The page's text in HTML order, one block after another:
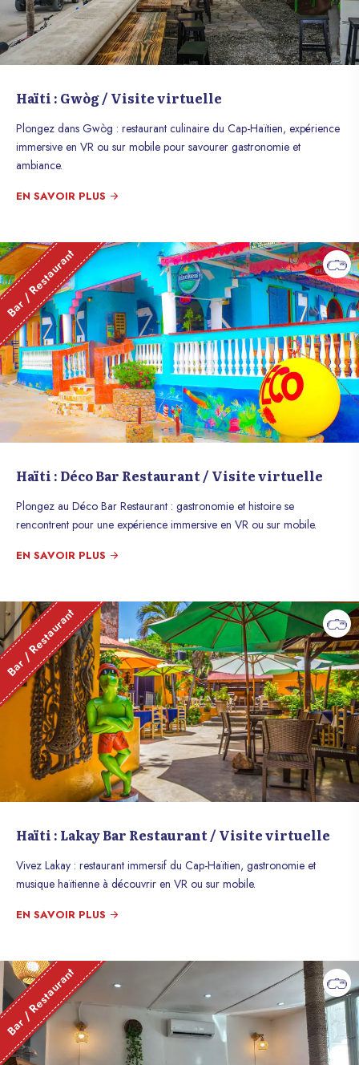
Haïti : Gwòg / Visite virtuelle
Plongez dans Gwòg : restaurant culinaire du Cap-Haïtien, expérience
immersive en VR ou sur mobile pour savourer gastronomie et
ambiance.
EN SAVOIR PLUS
Bar / Restaurant
Haïti : Déco Bar Restaurant / Visite virtuelle
Plongez au Déco Bar Restaurant : gastronomie et histoire se
rencontrent pour une expérience immersive en VR ou sur mobile.
EN SAVOIR PLUS
Bar / Restaurant
Haïti : Lakay Bar Restaurant / Visite virtuelle
Vivez Lakay : restaurant immersif du Cap-Haïtien, gastronomie et
musique haïtienne à découvrir en VR ou sur mobile.
EN SAVOIR PLUS
Bar / Restaurant